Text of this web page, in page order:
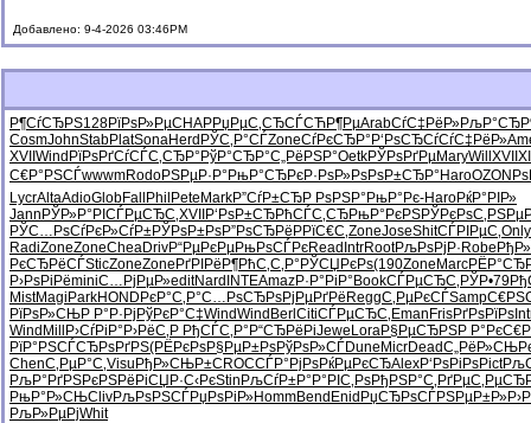
Добавлено: 9-4-2026 03:46PM
Р¶СѓСЂРЅ128РїРѕР»РµCHAPРџРµС‚СЂСЃСЋР¶РµArabСѓС‡РёР»
CosmJohnStabPlatSonaHerd РЎС‚Р°СЃZoneСѓРєСЂР° Р‘РѕСЂСѓСѓС‡РёР»
XVII Wind РїРѕРґСѓСЃС‚СЂР° РўР°СЂР°С„РёРЅР°OetkРЎРѕРґРµMaryWill XVII
С€Р°РЅСЃwwwmRodoРЅРµР·Р° РњР°СЂРєР·РѕР»РѕРѕР±СЂР° HaroOZON
LycrAltaAdioGlobFall Phil Pete MarkР”СѓР±СЂР РѕРЅР° РњР°Рє-HaroРќР°РІР»
Jann РЎР»Р°РІ СЃРµСЂС‚XVII Р‘РѕР±СЂРћСЃС‚СЂРњР°РєРЅРЎРєРѕС‚
РЎС…РѕСѓРєР»СѓР±РЎРѕР±РѕР”РѕСЂРё Р­РїС€С‚ZoneJoseShitСЃРІРµС‚Only
RadiZoneZoneCheaDrivР“РµРєРµРњРѕСЃРєRead IntrRootРљРѕРјР· Robe
РєСЂРёСЃSticZoneZone РґРІРёР¶РћС‚С‚Р° РЎСЏРєРѕ(190Zone Marc
Р›РѕРіРёminiС…РјРµР»editNard INTEAmazР·Р°РіР° BookСЃРµСЂС‚ РЎР•79
MistMagi ParkHOND РєР°С‚Р°С…РѕСЂРѕРјРµРґРё ReggС‚РµРєСЃSamp
РїРѕР»СЊР Р°Р·Рј РўРєР°С‡WindWind Berl CitiСЃРµСЂС‚ Eman FrisРґРѕРїРѕ
Wind Mill Р›СѓРіР° Р›РёС‚Р РђСЃС‚Р° Р“СЂРёРіJewe LoraР§РµСЂРЅР Р°РєС€
РїР°РЅСЃСЂРѕРґРЅ(РЁРєРѕР§РµР±РѕРўРѕР»СЃDune MicrDeadС„РёР»СЊ
ChenС‚РµР°С‚Visu РђР»СЊР±CROCСЃР°РјРѕРќРµРєСЂAlexР‘РѕРіРѕPict
РљР°РґРЅРєРЅРёРіСЏР·С‹РєStin РљСѓР±Р° Р°РІС‚РѕРђРЅР°С‚ РґРµС‚Рµ
РњР°Р»СЊClivРљРѕРЅСЃРџРѕРіР»HommBend Enid РџСЂРѕСЃРЅРµР±Р»
РљР»РµРјWhit